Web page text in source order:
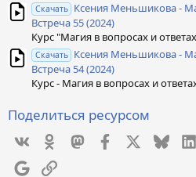
Скачать Ксения Меньшикова -
Встреча 55 (2024)
Курс "Магия в вопросах и
Скачать Ксения Меньшикова -
Встреча 54 (2024)
Курс - Магия в вопросах и
Поделиться ресурсом
VkontakteOdnoklassniki
MastodonFacebook
GoogleСсылка